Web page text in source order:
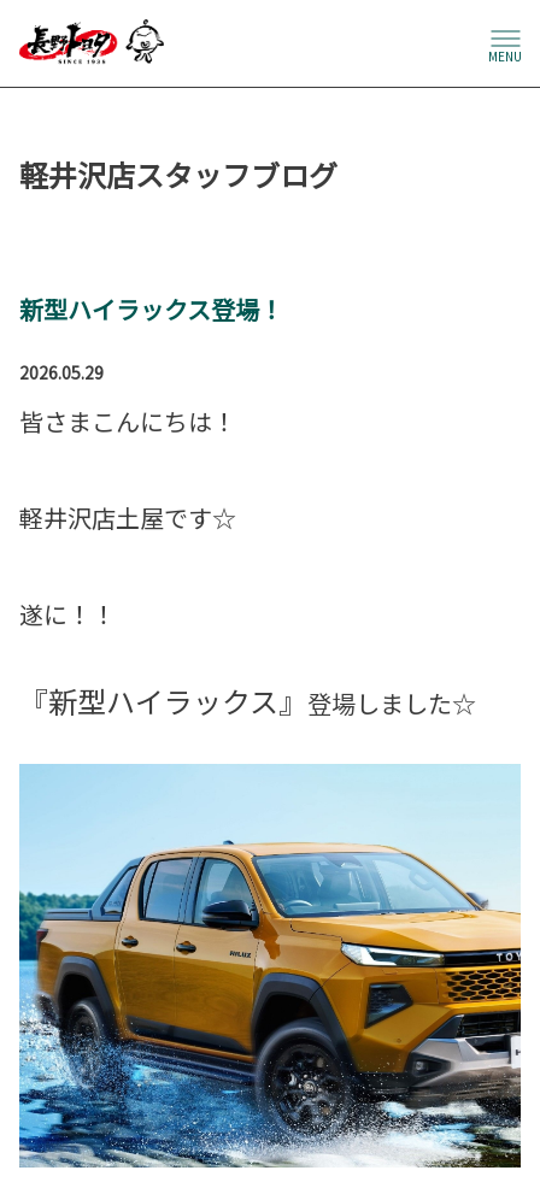
MENU
軽井沢店スタッフブログ
新型ハイラックス登場！
2026.05.29
皆さまこんにちは！
軽井沢店土屋です☆
遂に！！
『新型ハイラックス』 登場しました☆